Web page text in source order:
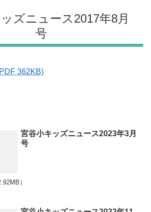
ズニュース2017年8月
号
362KB)
宮谷小キッズニュース2023年3月
号
）